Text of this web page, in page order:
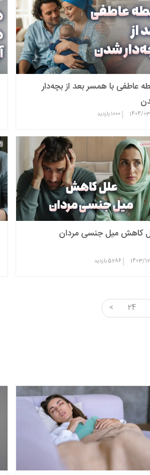
عاطفی با همسر بعد از بچه‌دار
1404/
|
1000بازدید
کاهش میل جنسی مردان
1403/
|
5286بازدید
24
<